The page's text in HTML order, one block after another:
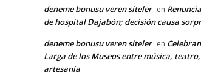
deneme bonusu veren siteler en
de hospital Dajabón; decisión causa
deneme bonusu veren siteler en
Larga de los Museos entre música,
artesanía